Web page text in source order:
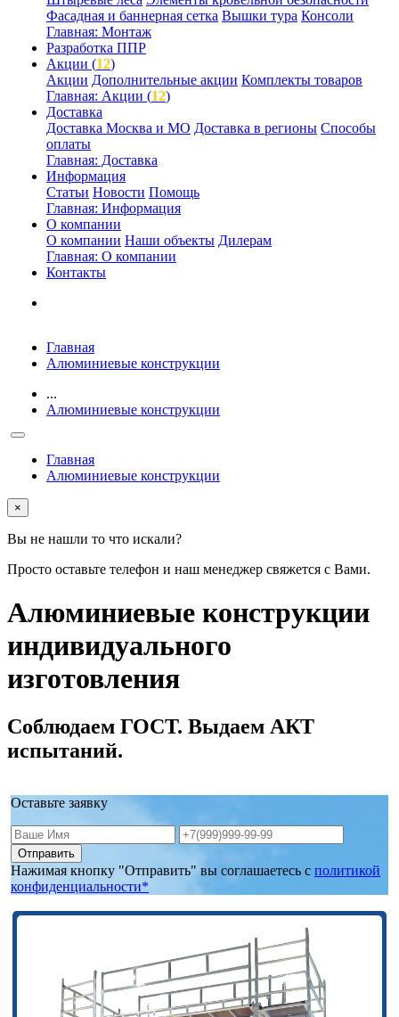
Фасадная и баннерная сетка Вышки тура Консоли
Главная: Монтаж
Разработка ППР
Акции (12)
Акции Дополнительные акции Комплекты товаров
Главная: Акции (12)
Доставка
Доставка Москва и МО Доставка в регионы Способы
оплаты
Главная: Доставка
Информация
Статьи Новости Помощь
Главная: Информация
О компании
О компании Наши объекты Дилерам
Главная: О компании
Контакты
Главная
Алюминиевые конструкции
...
Алюминиевые конструкции
Главная
Алюминиевые конструкции
×
Вы не нашли то что искали?
Просто оставьте телефон и наш менеджер свяжется с Вами.
Алюминиевые конструкции
индивидуального
изготовления
Соблюдаем ГОСТ. Выдаем АКТ
испытаний.
Оставьте заявку
Отправить
Нажимая кнопку "Отправить" вы соглашаетесь с политикой
конфиденциальности*